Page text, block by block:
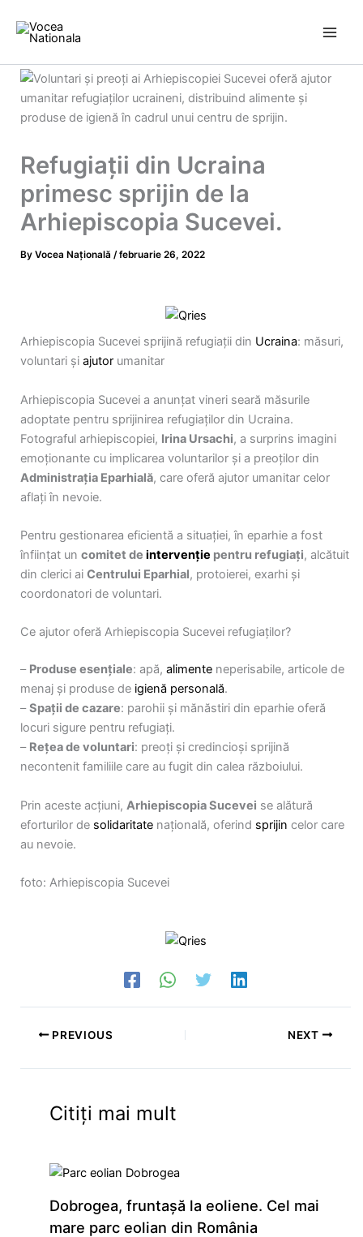
content
Refugiații din Ucraina
primesc sprijin de la
Arhiepiscopia Sucevei.
By Vocea Națională /februarie 26, 2022
Arhiepiscopia Sucevei sprijină refugiații din Ucraina: măsuri,
voluntari și ajutor umanitar
Arhiepiscopia Sucevei a anunțat vineri seară măsurile
adoptate pentru sprijinirea refugiaților din Ucraina.
Fotograful arhiepiscopiei, Irina Ursachi, a surprins imagini
emoționante cu implicarea voluntarilor și a preoților din
Administrația Eparhială, care oferă ajutor umanitar celor
aflați în nevoie.
Pentru gestionarea eficientă a situației, în eparhie a fost
înființat un comitet de intervenție pentru refugiați, alcătuit
din clerici ai Centrului Eparhial, protoierei, exarhi și
coordonatori de voluntari.
Ce ajutor oferă Arhiepiscopia Sucevei refugiaților?
– Produse esențiale: apă, alimente neperisabile, articole de
menaj și produse de igienă personală.
–Spații de cazare: parohii și mănăstiri din eparhie oferă
locuri sigure pentru refugiați.
– Rețea de voluntari: preoți și credincioși sprijină
necontenit familiile care au fugit din calea războiului.
Prin aceste acțiuni, Arhiepiscopia Sucevei se alătură
eforturilor de solidaritate națională, oferind sprijin celor care
au nevoie.
foto: Arhiepiscopia Sucevei
PREVIOUS NEXT
Citiți mai mult
Dobrogea, fruntaşă la eoliene. Cel mai
mare parc eolian din România